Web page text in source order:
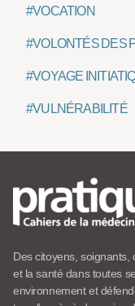
#VOCATION
#VOLONTÉS DES
#VOYAGE
#VULNÉRABILITÉ
Des citoyens, soignants,
et la santé dans toutes
environnement et